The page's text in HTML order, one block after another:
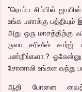
“ரொம்ப சிம்பிள்
உங்க பளாக்கு
அது ஒரு மாசத்திற்கு
ருவா சரிவீஸ்
பண்றீங்களா.?
சோனாலி உங்கள வந்து
ஆதி போனை